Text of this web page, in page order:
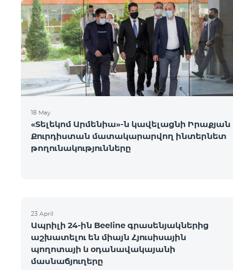
18 May
«Տելեկոմ Արմենիա»-ն կավելացնի Իրաքյան
Քուրդիստան մատակարարվող ինտերնետ
թողունակությունները
23 April
Ապրիլի 24-ին Beeline գրասենյակներից
աշխատելու են միայն Հյուսիսային
պողոտայի և օդանավակայանի
մասնաճյուղերը